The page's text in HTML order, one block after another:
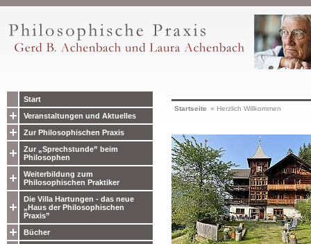
Start
Veranstaltungen und Aktuelles
Zur Philosophischen Praxis
Zur „Sprechstunde” beim
Philosophen
Weiterbildung zum
Philosophischen Praktiker
Die Villa Hartungen - das neue
„Haus der Philosophischen
Praxis”
Bücher
Startseite » Herzlich Willkommen